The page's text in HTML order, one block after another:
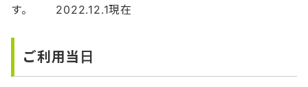
す。 2022.12.1現在
ご利用当日